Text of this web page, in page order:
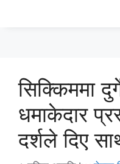
सिक्किममा
धमाकेदार
दर्शले दिए